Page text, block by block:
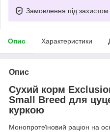
Замовлення під захистом
Опис Характеристики
Опис
Сухий корм
Small Breed для
куркою
Монопротеїновий раціон на